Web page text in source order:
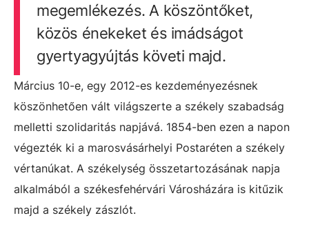
megemlékezés. A köszöntőket,
közös énekeket és imádságot
gyertyagyújtás követi majd.
Március 10-e, egy 2012-es kezdeményezésnek
köszönhetően vált világszerte a székely szabadság
melletti szolidaritás napjává. 1854-ben ezen a napon
végezték ki a marosvásárhelyi Postaréten a székely
vértanúkat. A székelység összetartozásának napja
alkalmából a székesfehérvári Városházára is kitűzik
majd a székely zászlót.